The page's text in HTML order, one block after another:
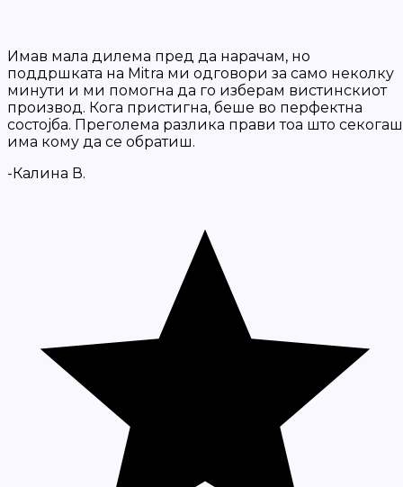
Имав мала дилема пред да нарачам, но
поддршката на Mitra ми одговори за само неколку
минути и ми помогна да го изберам вистинскиот
производ. Кога пристигна, беше во перфектна
состојба. Преголема разлика прави тоа што секогаш
има кому да се обратиш.
-Калина В.